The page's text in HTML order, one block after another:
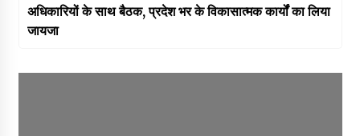
अधिकारियों के साथ बैठक, प्रदेश भर के विकासात्मक कार्यों का लिया
जायजा